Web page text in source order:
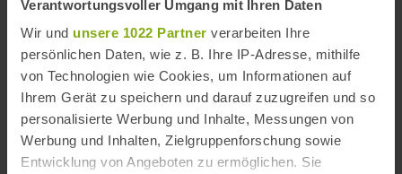
Verantwortungsvoller Umgang mit Ihren Daten
Wir und unsere 1022 Partner verarbeiten Ihre
persönlichen Daten, wie z. B. Ihre IP-Adresse, mithilfe
von Technologien wie Cookies, um Informationen auf
Ihrem Gerät zu speichern und darauf zuzugreifen und so
personalisierte Werbung und Inhalte, Messungen von
Werbung und Inhalten, Zielgruppenforschung sowie
Entwicklung von Angeboten zu ermöglichen. Sie
Campana sobre campana
Arre borriquito
Noche de paz, noche de amor